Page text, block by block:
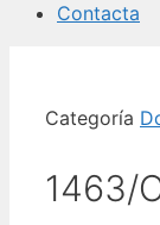
Contacta
Categoría
1463/